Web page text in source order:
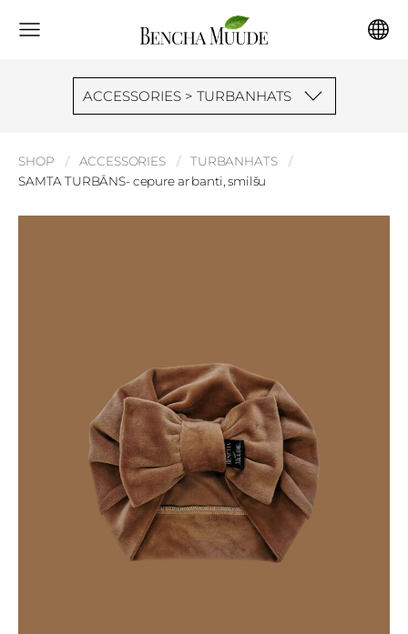
ACCESSORIES > TURBANHATS
SHOP ACCESSORIES
TURBANHATS
SAMTA TURBĀNS- cepure ar banti, smilšu